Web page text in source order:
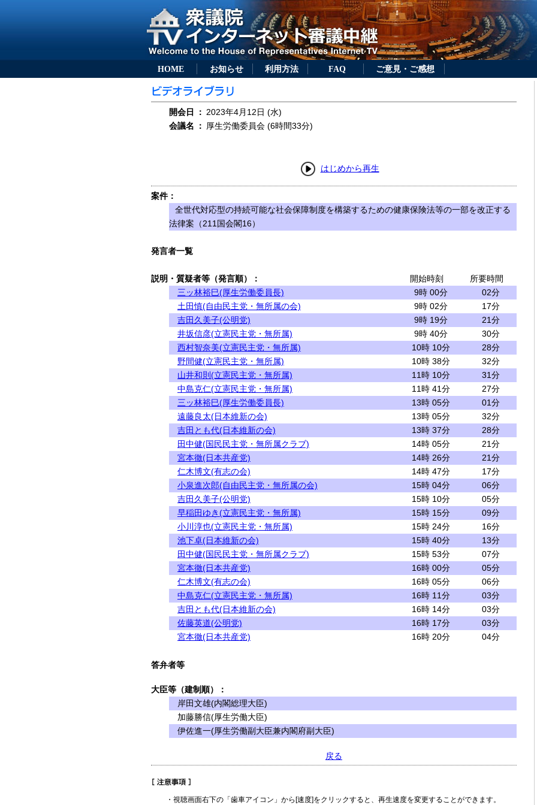
HOME お知らせ 利用方法 FAQ ご意見・ご感想
開会日 ： 2023年4月12日 (水)
会議名
： 厚生労働委員会 (6時間33分)
はじめから再生
案件：
全世代対応型の持続可能な社会保障制度を構築するための健康保険法等の一部を改正する
法律案（211国会閣16）
発言者一覧
説明・質疑者等（発言順）： 開始時刻
所要時間
三ッ林裕巳(厚生労働委員長)
9時 00分
02分
土田慎(自由民主党・無所属の会)
9時 02分
17分
吉田久美子(公明党)
9時 19分
21分
井坂信彦(立憲民主党・無所属)
9時 40分
30分
西村智奈美(立憲民主党・無所属)
10時 10分
28分
野間健(立憲民主党・無所属)
10時 38分
32分
山井和則(立憲民主党・無所属)
11時 10分
31分
中島克仁(立憲民主党・無所属)
11時 41分
27分
三ッ林裕巳(厚生労働委員長)
13時 05分
01分
遠藤良太(日本維新の会)
13時 05分
32分
吉田とも代(日本維新の会)
13時 37分
28分
田中健(国民民主党・無所属クラブ)
14時 05分
21分
宮本徹(日本共産党)
14時 26分
21分
仁木博文(有志の会)
14時 47分
17分
小泉進次郎(自由民主党・無所属の会)
15時 04分
06分
吉田久美子(公明党)
15時 10分
05分
早稲田ゆき(立憲民主党・無所属)
15時 15分
09分
小川淳也(立憲民主党・無所属)
15時 24分
16分
池下卓(日本維新の会)
15時 40分
13分
田中健(国民民主党・無所属クラブ)
15時 53分
07分
宮本徹(日本共産党)
16時 00分
05分
仁木博文(有志の会)
16時 05分
06分
中島克仁(立憲民主党・無所属)
16時 11分
03分
吉田とも代(日本維新の会)
16時 14分
03分
佐藤英道(公明党)
16時 17分
03分
宮本徹(日本共産党)
16時 20分 04分
答弁者等
大臣等（建制順）：
岸田文雄(内閣総理大臣)
加藤勝信(厚生労働大臣)
伊佐進一(厚生労働副大臣兼内閣府副大臣)
戻る
・視聴画面右下の「歯車アイコン」から[速度]をクリックすると、再生速度を変更することができます。